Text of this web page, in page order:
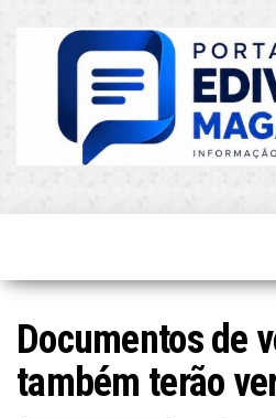
Documentos de
também terão